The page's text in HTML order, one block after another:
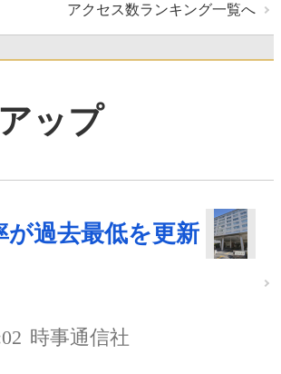
アクセス数ランキング一覧へ
ップ
が過去最低を更新
時事通信社